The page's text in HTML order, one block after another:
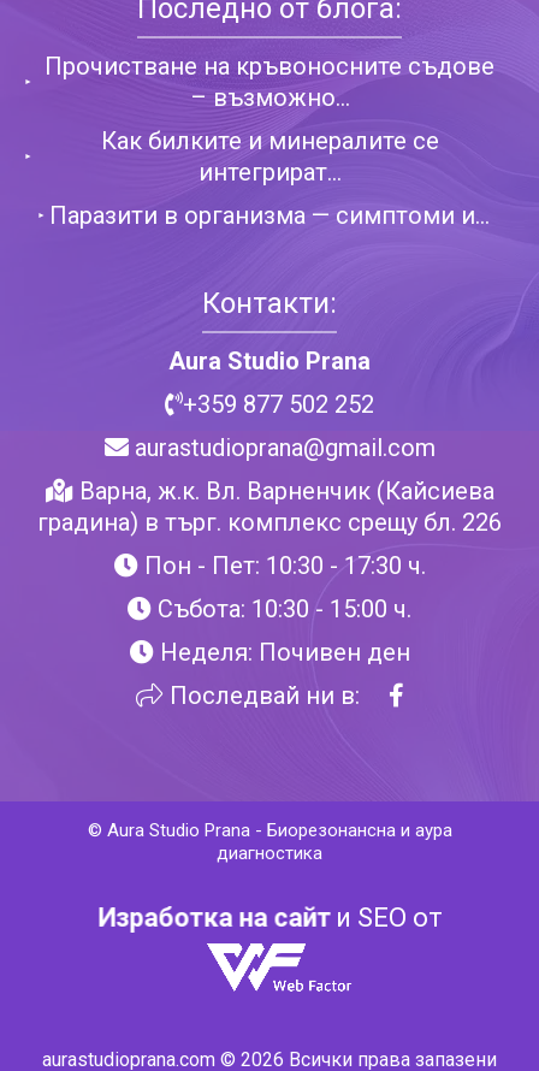
Последно от блога:
Прочистване на кръвоносните съдове
– възможно...
Как билките и минералите се
интегрират...
Паразити в организма — симптоми и...
Контакти:
Aura Studio Prana
+359 877 502 252
aurastudioprana@gmail.com
Варна, ж.к. Вл. Варненчик (Кайсиева
градина) в търг. комплекс срещу бл. 226
Пон - Пет: 10:30 - 17:30 ч.
Събота: 10:30 - 15:00 ч.
Неделя: Почивен ден
Последвай ни в:
© Aura Studio Prana- Биорезонансна и аура
диагностика
Изработка на сайти SEO от
aurastudioprana.com © 2026 Всички права запазени